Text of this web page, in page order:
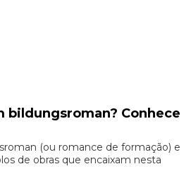
bildungsroman? Conhece
(ou romance de formação) e
de obras que encaixam nesta